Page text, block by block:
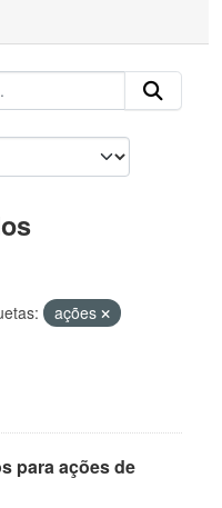
ações
para ações de